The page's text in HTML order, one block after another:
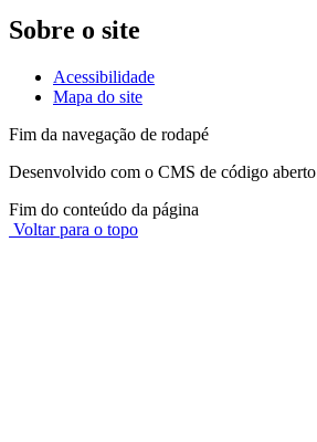
Sobre o site
Acessibilidade
Mapa do site
Fim da navegação de rodapé
Desenvolvido com o CMS de código aberto
Fim do conteúdo da página
Voltar para o topo